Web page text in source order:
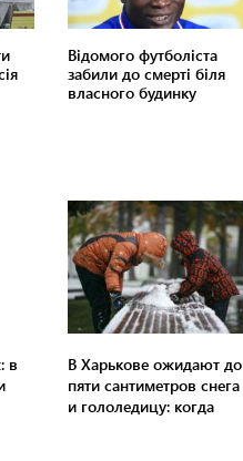
в
В Харькове ожидают до
пяти сантиметров снега
и гололедицу: когда